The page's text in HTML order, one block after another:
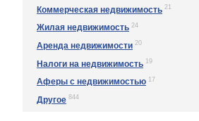
Коммерческая недвижимость 21
Жилая недвижимость 24
Аренда недвижимости 20
Налоги на недвижимость 19
Аферы с недвижимостью 17
Другое 844